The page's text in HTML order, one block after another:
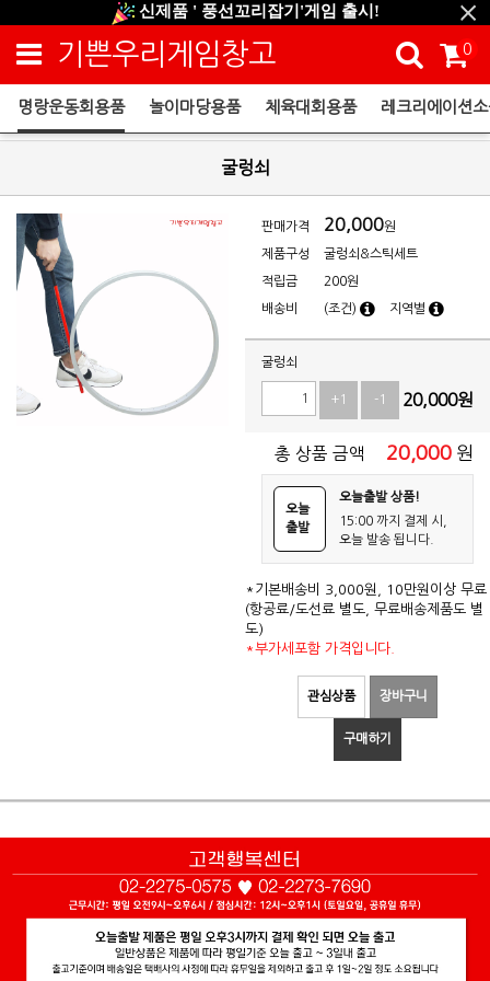
신제품 ' 풍선꼬리잡기'게임 출시!
신규회원 HAPPY EVENT 적립금 5,000원 증정
❤ 신제품 ' 컬링&볼링 ' 출시! ❤
기쁜우리게임창고 0
명랑운동회용품 놀이마당용품 체육대회용품 레크리에이션
굴렁쇠
판매가격 20,000원
제품구성 굴렁쇠&스틱세트
적립금 200원
배송비 (조건) 지역별
굴렁쇠
+1 -1 20,000원
총 상품 금액 20,000 원
오늘
출발
오늘출발 상품!
15:00 까지 결제 시,
오늘 발송 됩니다.
*기본배송비 3,000원, 10만원이상 무료
(항공료/도선료 별도, 무료배송제품도 별
도)
*부가세포함 가격입니다.
관심상품 장바구니
구매하기